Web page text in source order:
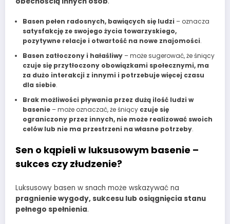
Basen pełen radosnych, bawiących się ludzi – oznacza
satysfakcję ze swojego życia towarzyskiego,
pozytywne relacje i otwartość na nowe znajomości.
Basen zatłoczony i hałaśliwy– może sugerować, że śniący
czuje się przytłoczony obowiązkami społecznymi, ma
za dużo interakcji z innymi i potrzebuje więcej czasu
dla siebie.
Brak możliwości pływania przez dużą ilość ludzi w
basenie– może oznaczać, że śniący czuje się
ograniczony przez innych, nie może realizować swoich
celów lub nie ma przestrzeni na własne potrzeby.
Sen o kąpieli w luksusowym basenie –
sukces czy złudzenie?
Luksusowy basen w snach może wskazywać na
pragnienie wygody, sukcesu lub osiągnięcia stanu
pełnego spełnienia.